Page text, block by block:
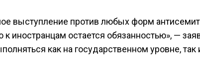
выступление против любых форм
иностранцам остается обязанностью», —
как на государственном уровне,